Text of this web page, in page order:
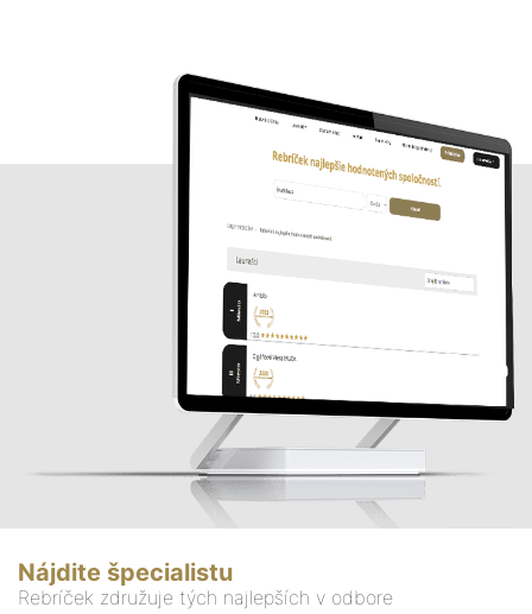
Nájdite špecialistu
Rebríček združuje tých najlepších v odbore